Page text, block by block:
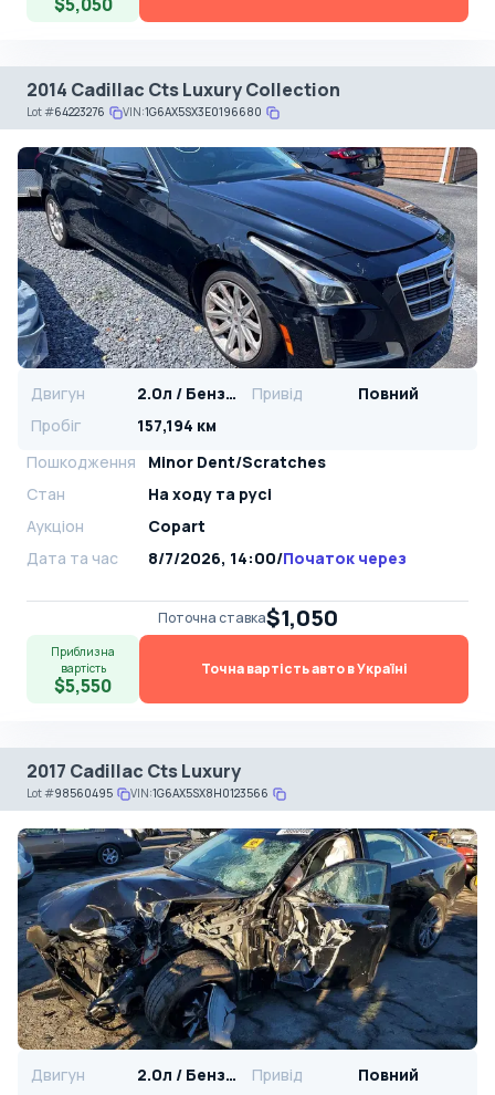
2014 Cadillac Cts Luxury Collection
Lot#64223276 VIN:1G6AX5SX3E0196680
Двигун 2.0л / Бензин Привід
Повний
Пробіг
157,194 км
Пошкодження
Minor Dent/Scratches
Стан
На ​​ходу та русі
Аукціон
Copart
Дата та час
8/7/2026, 14:00/Початок через
Поточна ставка$1,050
Приблизна
вартість
$5,550
Точна вартість авто в Україні
2017 Cadillac Cts Luxury
Lot#98560495 VIN:1G6AX5SX8H0123566
Двигун 2.0л / Бензин Привід
Повний